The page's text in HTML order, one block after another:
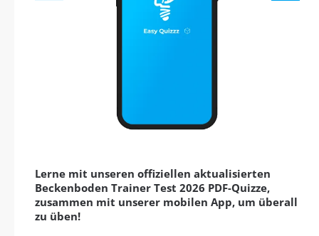
Lerne mit unseren offiziellen aktualisierten
Beckenboden Trainer Test 2026 PDF-Quizze,
zusammen mit unserer mobilen App, um überall
zu üben!